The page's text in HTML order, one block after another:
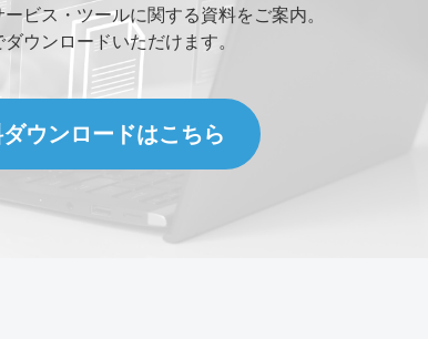
ビス・ツールに関する資料をご案内。
ウンロードいただけます。
ウンロードはこちら